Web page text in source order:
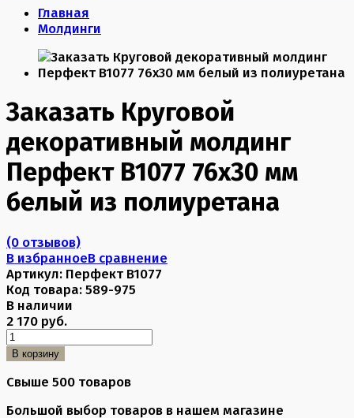
Главная
Молдинги
Заказать Круговой
декоративный молдинг
Перфект B1077 76х30 мм
белый из полиуретана
(0 отзывов)
В избранноеВ сравнение
Артикул: Перфект B1077
Код товара: 589-975
В наличии
2 170 руб.
В корзину
Свыше 500 товаров
Большой выбор товаров в нашем магазине